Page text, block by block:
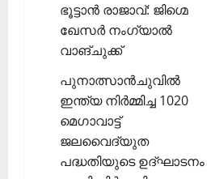
ഭൂട്ടാന്‍ രാജാവ്: ജിഗ്മെ
ഖേസര്‍ നംഗ്യാല്‍
വാങ്ചുക്ക്
പുനാത്സാന്‍ചുവില്‍
ഇന്ത്യ നിര്‍മ്മിച്ച 1020
മെഗാവാട്ട്
ജലവൈദ്യുത
പദ്ധതിയുടെ ഉദ്ഘാടനം